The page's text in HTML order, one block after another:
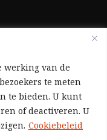
werking van de
te meten
te bieden. U kunt
of deactiveren. U
Cookiebeleid
zijn
zijn we
uitsluitend
van onze